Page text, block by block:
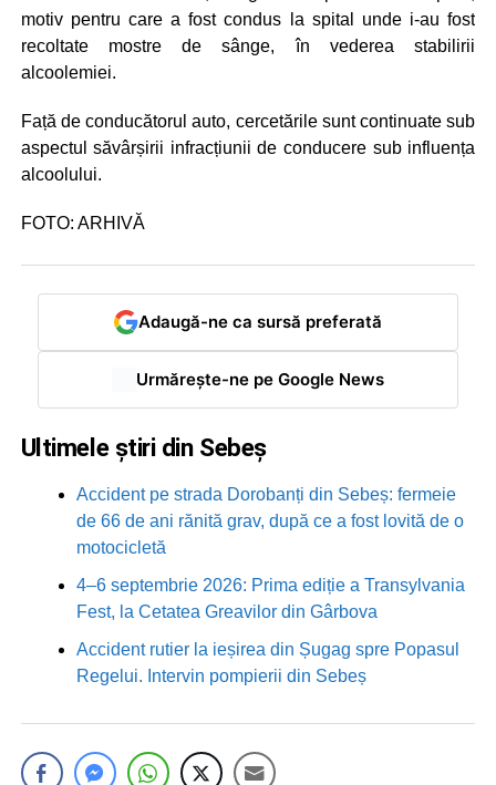
motiv pentru care a fost condus la spital unde i-au fost
recoltate mostre de sânge, în vederea stabilirii
alcoolemiei.
Față de conducătorul auto, cercetările sunt continuate sub
aspectul săvârșirii infracțiunii de conducere sub influența
alcoolului.
FOTO: ARHIVĂ
Adaugă-ne ca sursă preferată
Urmărește-ne pe Google News
Ultimele știri din Sebeș
Accident pe strada Dorobanți din Sebeș: fermeie
de 66 de ani rănită grav, după ce a fost lovită de o
motocicletă
4–6 septembrie 2026: Prima ediție a Transylvania
Fest, la Cetatea Greavilor din Gârbova
Accident rutier la ieșirea din Șugag spre Popasul
Regelui. Intervin pompierii din Sebeș